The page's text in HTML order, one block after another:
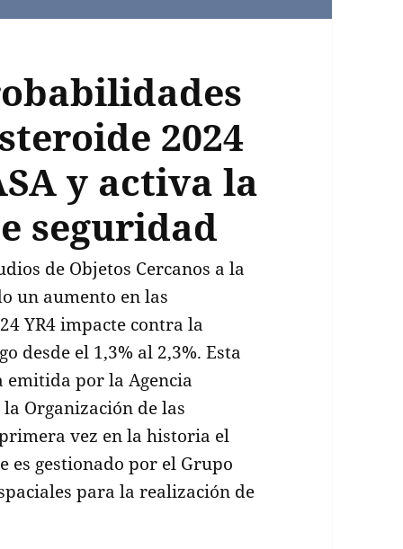
2024
y activa la
seguridad
de Objetos Cercanos a la
un aumento en las
YR4 impacte contra la
desde el 1,3% al 2,3%. Esta
emitida por la Agencia
Organización de las
vez en la historia el
es gestionado por el Grupo
para la realización de